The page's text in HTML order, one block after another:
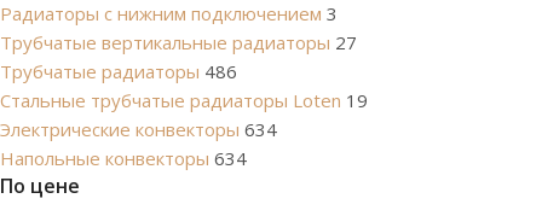
Радиаторы с нижним подключением 3
Трубчатые вертикальные радиаторы 27
Трубчатые радиаторы 486
Cтальные трубчатые радиаторы Loten 19
Электрические конвекторы 634
Напольные конвекторы 634
По цене